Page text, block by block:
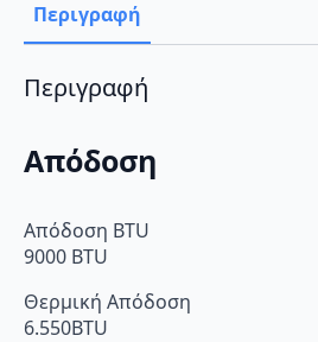
Περιγραφή
Περιγραφή
Απόδοση
Απόδοση BTU
9000 BTU
Θερμική Απόδοση
6.550BTU